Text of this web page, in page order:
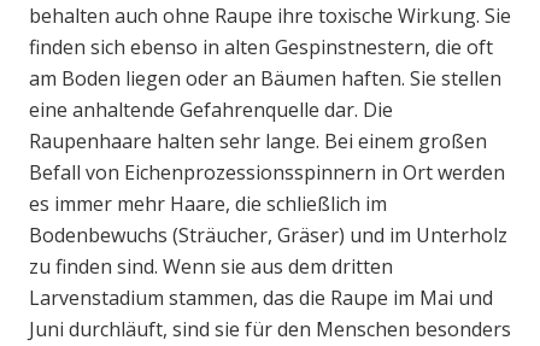
behalten auch ohne Raupe ihre toxische Wirkung. Sie
finden sich ebenso in alten Gespinstnestern, die oft
am Boden liegen oder an Bäumen haften. Sie stellen
eine anhaltende Gefahrenquelle dar. Die
Raupenhaare halten sehr lange. Bei einem großen
Befall von Eichenprozessionsspinnern in Ort werden
es immer mehr Haare, die schließlich im
Bodenbewuchs (Sträucher, Gräser) und im Unterholz
zu finden sind. Wenn sie aus dem dritten
Larvenstadium stammen, das die Raupe im Mai und
Juni durchläuft, sind sie für den Menschen besonders